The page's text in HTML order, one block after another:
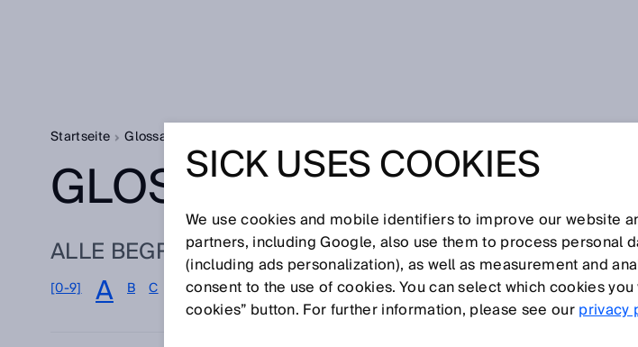
Startseite Glossar
GLOSSAR
ALLE BEGRIFFE ZU A
[0-9] A B C E F G H J K L M N O P Q R S T U V W X
SICK USES COOKIES
We use cookies and mobile identifiers to improve our website
partners, including Google, also use them to process personal
(including ads personalization), as well as measurement and
consent to the use of cookies. You can select which cookies
cookies” button. For further information, please see ourprivacy